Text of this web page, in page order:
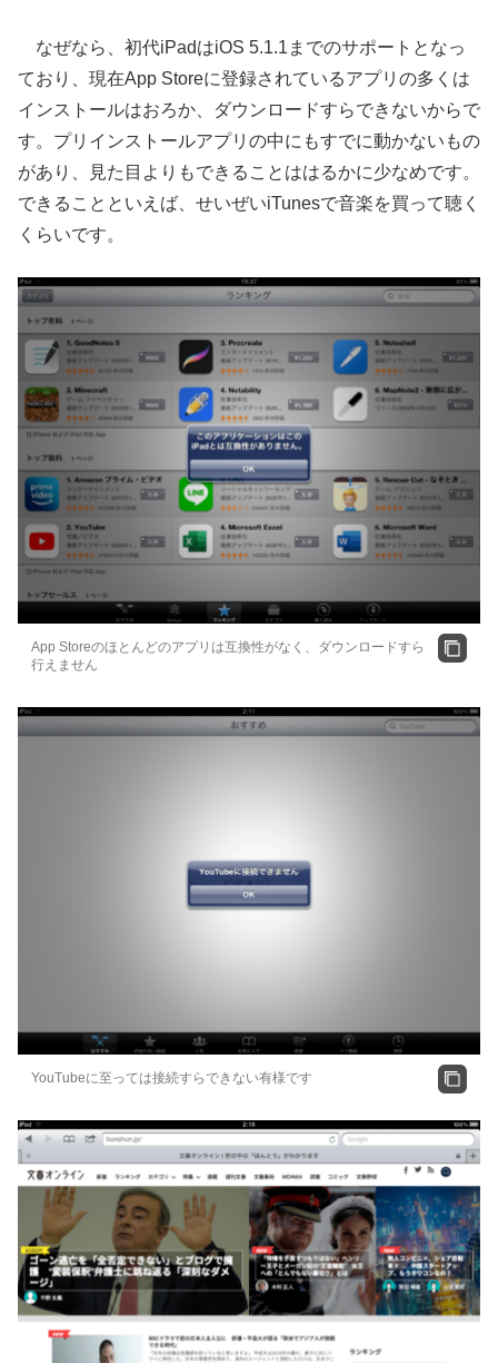
なぜなら、初代iPadはiOS 5.1.1までのサポートとなっ
ており、現在App Storeに登録されているアプリの多くは
インストールはおろか、ダウンロードすらできないからで
す。プリインストールアプリの中にもすでに動かないもの
があり、見た目よりもできることははるかに少なめです。
できることといえば、せいぜいiTunesで音楽を買って聴く
くらいです。
App Storeのほとんどのアプリは互換性がなく、ダウンロードすら
行えません
YouTubeに至っては接続すらできない有様です